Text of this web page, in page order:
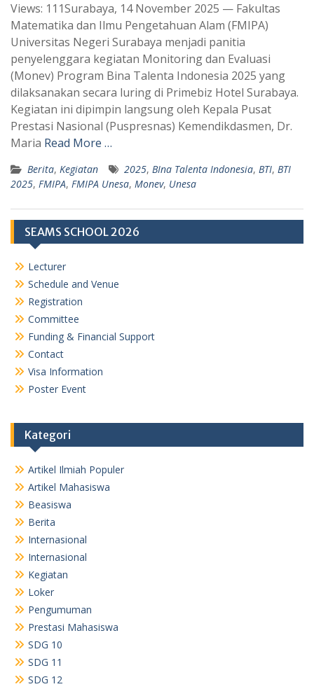
a
t
A
p
p
e
r
a
m
Views: 111Surabaya, 14 November 2025 — Fakultas
Matematika dan Ilmu Pengetahuan Alam (FMIPA)
Universitas Negeri Surabaya menjadi panitia
penyelenggara kegiatan Monitoring dan Evaluasi
(Monev) Program Bina Talenta Indonesia 2025 yang
dilaksanakan secara luring di Primebiz Hotel Surabaya.
Kegiatan ini dipimpin langsung oleh Kepala Pusat
Prestasi Nasional (Puspresnas) Kemendikdasmen, Dr.
Maria Read More …
Berita, Kegiatan 2025, BIna Talenta Indonesia, BTI, BTI
2025, FMIPA, FMIPA Unesa, Monev, Unesa
SEAMS SCHOOL 2026
Lecturer
Schedule and Venue
Registration
Committee
Funding & Financial Support
Contact
Visa Information
Poster Event
Kategori
Artikel Ilmiah Populer
Artikel Mahasiswa
Beasiswa
Berita
Internasional
Internasional
Kegiatan
Loker
Pengumuman
Prestasi Mahasiswa
SDG 10
SDG 11
SDG 12